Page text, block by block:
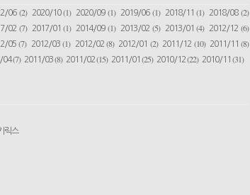
06 (2) 2020/10(1) 2020/09(1) 2019/06 (1) 2018/11(1) 2018/08(2)
02 (7) 2017/01(1) 2014/09(1) 2013/02 (5) 2013/01(4) 2012/12(6)
05(7) 2012/03(1) 2012/02 (8) 2012/01 (2) 2011/12 (10) 2011/11(8)
04(7) 2011/03(8) 2011/02(15) 2011/01 (25) 2010/12(22) 2010/11 (31)
릭스